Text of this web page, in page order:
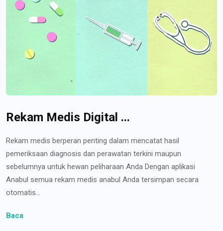
Rekam Medis Digital ...
Rekam medis berperan penting dalam mencatat hasil
pemeriksaan diagnosis dan perawatan terkini maupun
sebelumnya untuk hewan peliharaan Anda Dengan aplikasi
Anabul semua rekam medis anabul Anda tersimpan secara
otomatis...
Baca